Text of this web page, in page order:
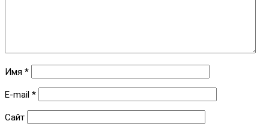
Имя *
E-mail *
Сайт